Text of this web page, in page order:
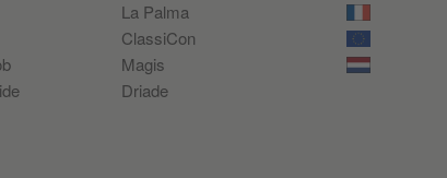
La Palma
ClassiCon
Magis
Driade